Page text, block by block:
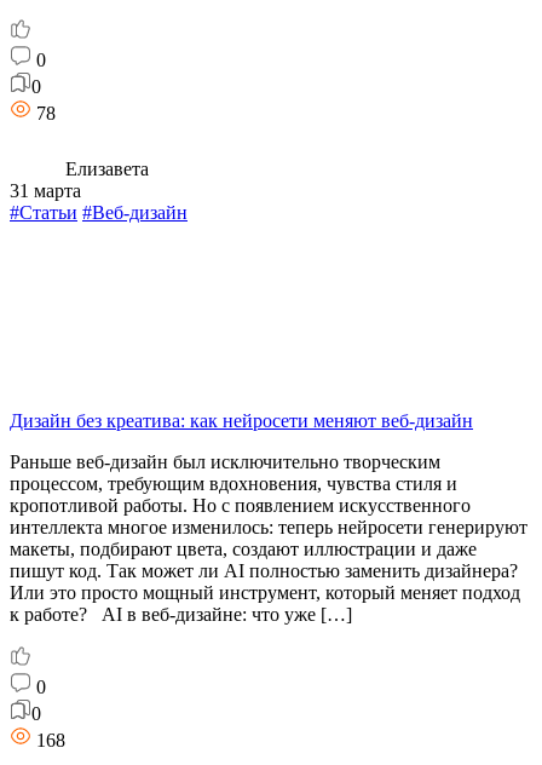
0
0
78
Елизавета
31 марта
#Статьи #Веб-дизайн
Дизайн без креатива: как нейросети меняют веб-дизайн
Раньше веб-дизайн был исключительно творческим
процессом, требующим вдохновения, чувства стиля и
кропотливой работы. Но с появлением искусственного
интеллекта многое изменилось: теперь нейросети генерируют
макеты, подбирают цвета, создают иллюстрации и даже
пишут код. Так может ли AI полностью заменить дизайнера?
Или это просто мощный инструмент, который меняет подход
к работе? AI в веб-дизайне: что уже […]
0
0
168